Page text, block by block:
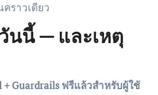
ราวเดียว
นนี้ — และเหตุ
+ Guardrails ฟรีแล้วสำหรับผู้ใช้